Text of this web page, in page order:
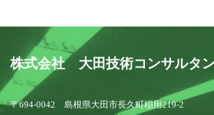
株式会社 大田技術コンサルタ
〒694-0042 島根県大田市長久町稲用219-2